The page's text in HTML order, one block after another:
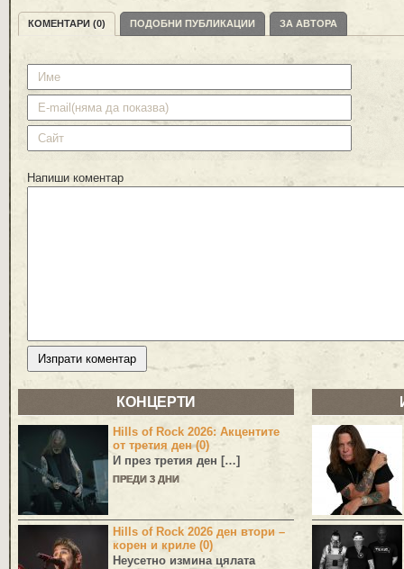
КОМЕНТАРИ (0) ПОДОБНИ ПУБЛИКАЦИИ ЗА АВТОРА
Напиши коментар
КОНЦЕРТИ
Hills of Rock 2026: Акцентите
от третия ден (0)
И през третия ден […]
ПРЕДИ 3 ДНИ
Hills of Rock 2026 ден втори –
корен и криле (0)
Неусетно измина цялата